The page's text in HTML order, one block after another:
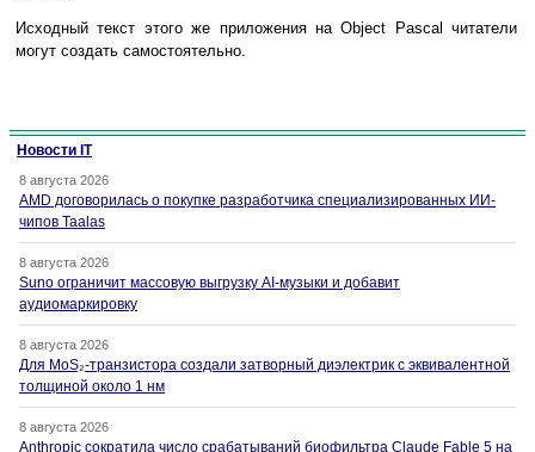
Исходный текст этого же приложения на Object Pascal читатели
могут создать самостоятельно.
Новости IT
8 августа 2026
AMD договорилась о покупке разработчика специализированных ИИ-
чипов Taalas
8 августа 2026
Suno ограничит массовую выгрузку AI-музыки и добавит
аудиомаркировку
8 августа 2026
Для MoS₂-транзистора создали затворный диэлектрик с эквивалентной
толщиной около 1 нм
8 августа 2026
Anthropic сократила число срабатываний биофильтра Claude Fable 5 на